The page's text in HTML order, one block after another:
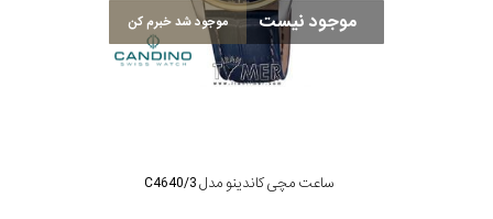
موجود نیست موجود شد خبرم کن
ساعت مچی کاندینو مدل C4640/3